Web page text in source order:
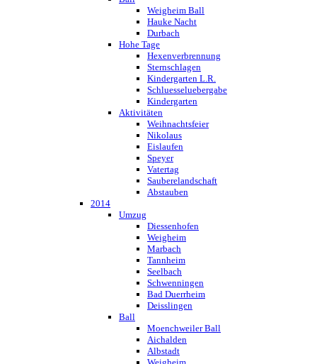
Weigheim Ball
Hauke Nacht
Durbach
Hohe Tage
Hexenverbrennung
Sternschlagen
Kindergarten L.R.
Schluesseluebergabe
Kindergarten
Aktivitäten
Weihnachtsfeier
Nikolaus
Eislaufen
Speyer
Vatertag
Sauberelandschaft
Abstauben
2014
Umzug
Diessenhofen
Weigheim
Marbach
Tannheim
Seelbach
Schwenningen
Bad Duerrheim
Deisslingen
Ball
Moenchweiler Ball
Aichalden
Albstadt